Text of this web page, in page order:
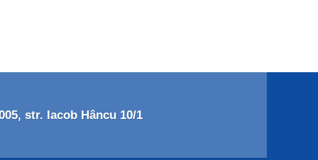
str. Iacob Hâncu 10/1